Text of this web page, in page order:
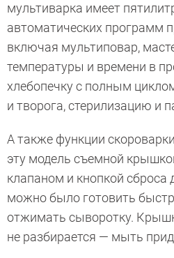
мультиварка имеет
автоматических программ
включая мультиповар,
температуры и времени в
хлебопечку с полным
и творога, стерилизацию и
А также функции
эту модель съемной
клапаном и кнопкой сброса
можно было готовить
отжимать сыворотку.
не разбирается — мыть